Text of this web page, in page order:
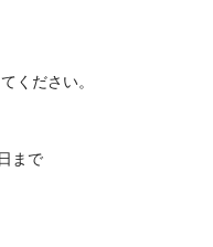
ください。
まで